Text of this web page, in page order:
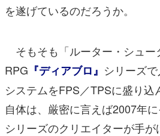
を遂げているのだろうか。
そもそも「ルーター・シュー
RPG 『ディアブロ』 シリーズ
システムをFPS／TPSに盛り込
自体は、厳密に言えば2007年に
シリーズのクリエイターが手